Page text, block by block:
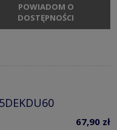
POWIADOM O
DOSTĘPNOŚCI
67,90 zł